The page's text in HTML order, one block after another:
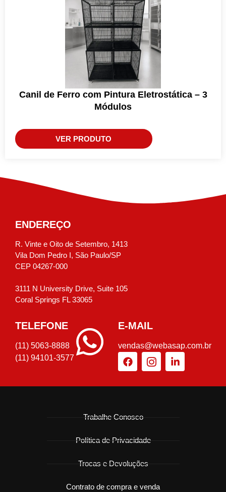
Canil de Ferro com Pintura Eletrostática – 3
Módulos
VER PRODUTO
ENDEREÇO
R. Vinte e Oito de Setembro, 1413
Vila Dom Pedro I, São Paulo/SP
CEP 04267-000
3111 N University Drive, Suite 105
Coral Springs FL 33065
TELEFONE
(11) 5063-8888
(11) 94101-3577
E-MAIL
vendas@webasap.com.br
Trabalhe Conosco
Política de Privacidade
Trocas e Devoluções
Contrato de compra e venda